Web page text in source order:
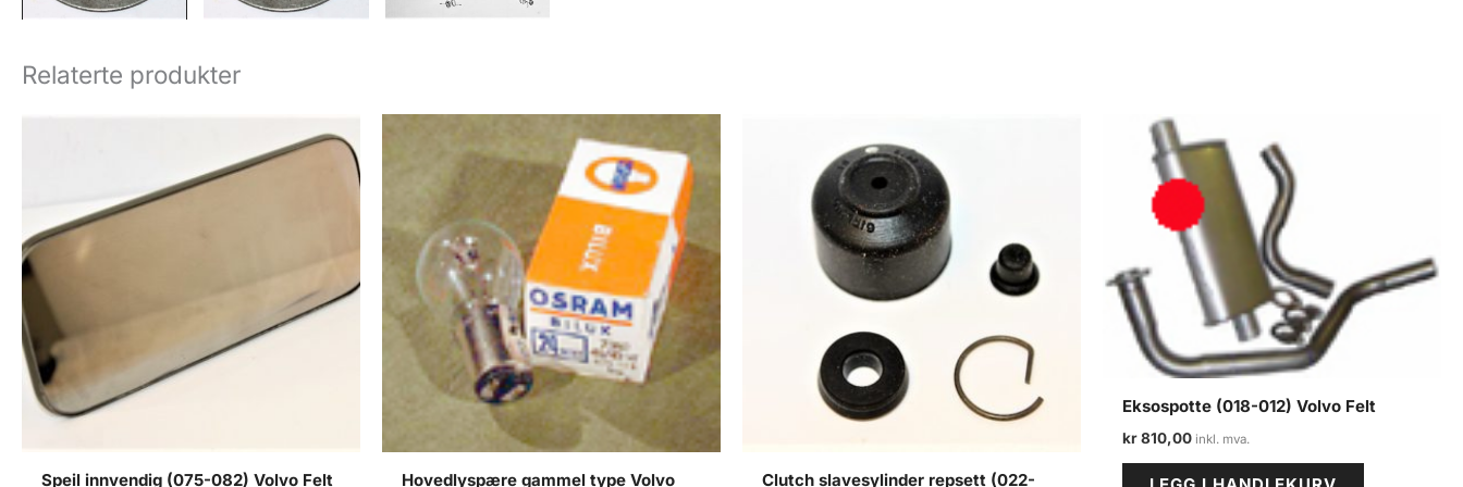
Relaterte produkter
Speil innvendig (075-082) Volvo Felt Hovedlyspære gammel type Volvo Clutch slavesylinder repsett (022-
Eksospotte (018-012) Volvo Felt
kr810,00